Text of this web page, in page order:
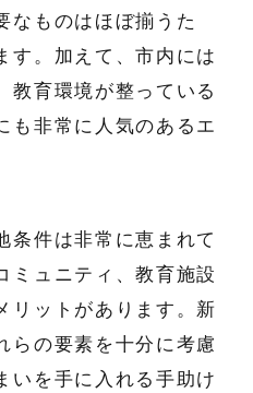
なものはほぼ揃うた
す。加えて、市内には
教育環境が整っている
も非常に人気のあるエ
条件は非常に恵まれて
ミュニティ、教育施設
リットがあります。新
らの要素を十分に考慮
いを手に入れる手助け